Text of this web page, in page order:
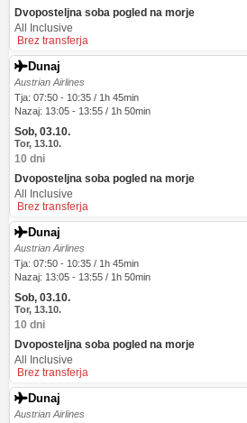
Dvoposteljna soba pogled na morje
All Inclusive
Brez transferja
Dunaj
Austrian Airlines
Tja: 07:50 - 10:35 / 1h 45min
Nazaj: 13:05 - 13:55 / 1h 50min
Sob, 03.10.
Tor, 13.10.
10 dni
Dvoposteljna soba pogled na morje
All Inclusive
Brez transferja
Dunaj
Austrian Airlines
Tja: 07:50 - 10:35 / 1h 45min
Nazaj: 13:05 - 13:55 / 1h 50min
Sob, 03.10.
Tor, 13.10.
10 dni
Dvoposteljna soba pogled na morje
All Inclusive
Brez transferja
Dunaj
Austrian Airlines